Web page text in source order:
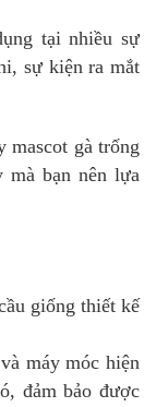
tại nhiều sự
sự kiện ra mắt
mascot gà trống
mà bạn nên lựa
giống thiết kế
máy móc hiện
đảm bảo được